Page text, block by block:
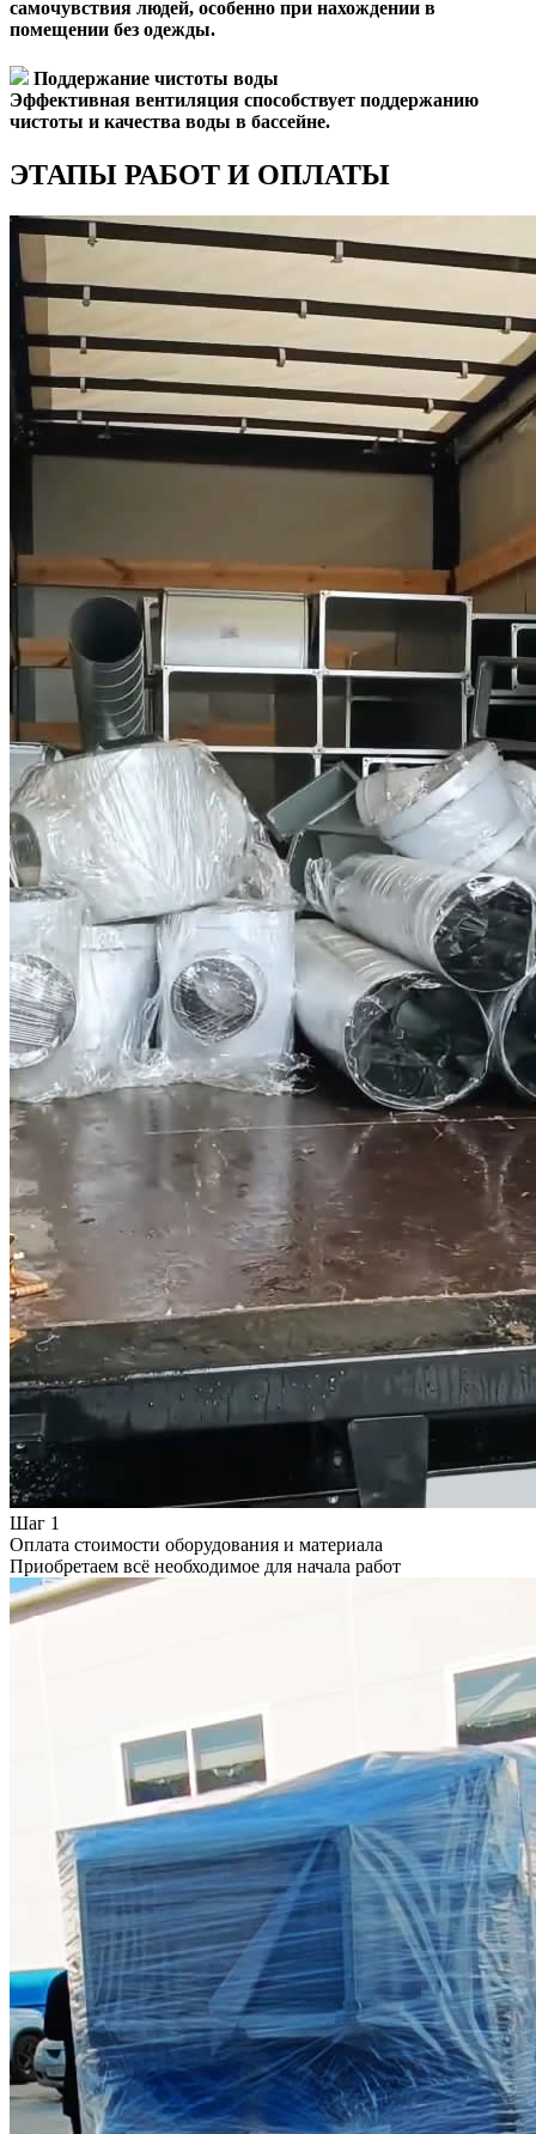
самочувствия людей, особенно при нахождении в
помещении без одежды.
Поддержание чистоты воды
Эффективная вентиляция способствует поддержанию
чистоты и качества воды в бассейне.
ЭТАПЫ РАБОТ И ОПЛАТЫ
Шаг 1
Оплата стоимости оборудования и материала
Приобретаем всё необходимое для начала работ